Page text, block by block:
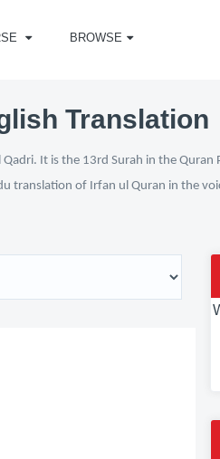
BROWSE
Translation
It is the 13rd Surah in the
translation of Irfan ul Quran in the